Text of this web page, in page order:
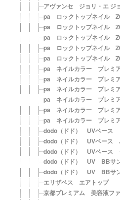
アヴァンセ ジョリ・エ ジ
pa ロックトップネイル
pa ロックトップネイル
pa ロックトップネイル
pa ロックトップネイル
pa ロックトップネイル
pa ネイルカラー プレミ
pa ネイルカラー プレミ
pa ネイルカラー プレミ
pa ネイルカラー プレミ
pa ネイルカラー プレミ
pa ネイルカラー プレミ
dodo（ドド） UVベース
dodo（ドド） UVベース
dodo（ドド） UVベース
dodo（ドド） UV BBサ
dodo（ドド） UV BBサ
エリザベス エアトップ
京都プレミアム 美容液フ